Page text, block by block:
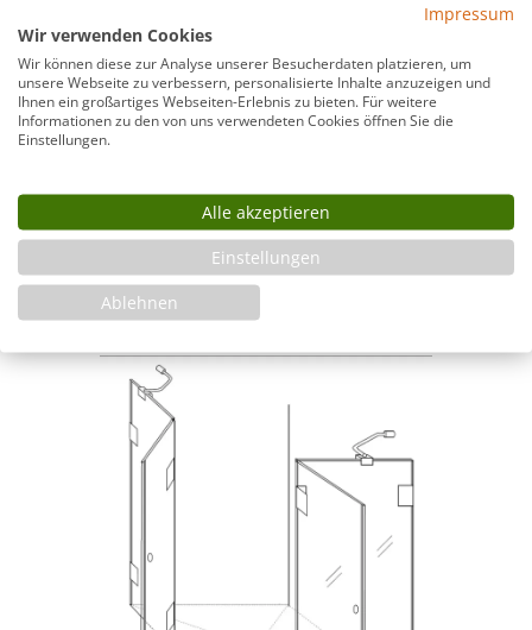
Infos
Fragen zum Artikel
Planungshilfe
3 Jahre Garantie & Ersatzteilservice
Montageanleitung
ASLG-cr__d01304af
Sicherheitshinweise
Download PDF
Impressum
Wir verwenden Cookies
Wir können diese zur Analyse unserer Besucherdaten platzieren, um
unsere Webseite zu verbessern, personalisierte Inhalte anzuzeigen und
Ihnen ein großartiges Webseiten-Erlebnis zu bieten. Für weitere
Informationen zu den von uns verwendeten Cookies öffnen Sie die
Einstellungen.
Alle akzeptieren
Einstellungen
Ablehnen